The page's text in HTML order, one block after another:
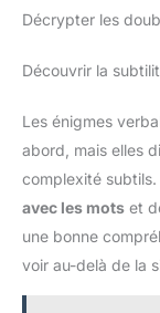
Décrypter les
Découvrir la
Les énigmes
abord, mais elles
complexité
avec les mots et
une bonne
voir au-delà de la